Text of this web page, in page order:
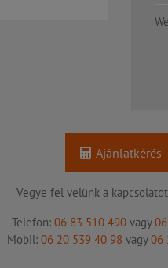
Ajánlatkérés
Vegye fel velünk a
Telefon: 06 83 510 490 vagy
Mobil: 06 20 539 40 98 vagy06